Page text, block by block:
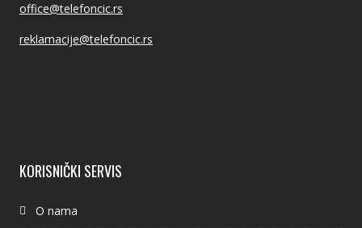
office@telefoncic.rs
reklamacije@telefoncic.rs
KORISNIČKI SERVIS
O nama